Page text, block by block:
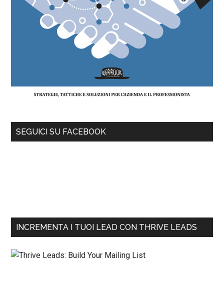
SEGUICI SU FACEBOOK
INCREMENTA I TUOI LEAD CON THRIVE LEADS